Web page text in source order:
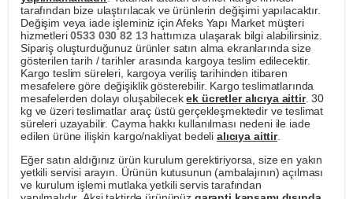
tarafından bize ulaştırılacak ve ürünlerin değişimi yapılacaktır.
Değişim veya iade işleminiz için Afeks Yapı Market müşteri
hizmetleri0533 030 82 13hattımıza ulaşarak bilgi alabilirsiniz.
Sipariş oluşturduğunuz ürünler satın alma ekranlarında size
gösterilen tarih / tarihler arasında kargoya teslim edilecektir.
Kargo teslim süreleri, kargoya veriliş tarihinden itibaren
mesafelere göre değişiklik gösterebilir. Kargo teslimatlarında
mesafelerden dolayı oluşabilecekek ücretler alıcıya aittir. 30
kg ve üzeri teslimatlar araç üstü gerçekleşmektedir ve teslimat
süreleri uzayabilir. Cayma hakkı kullanılması nedeni ile iade
edilen ürüne ilişkin kargo/nakliyat bedeli alıcıya aittir.
Eğer satın aldığınız ürün kurulum gerektiriyorsa, size en yakın
yetkili servisi arayın. Ürünün kutusunun (ambalajının) açılması
ve kurulum işlemi mutlaka yetkili servis tarafından